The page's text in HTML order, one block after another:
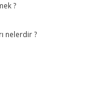
?
nelerdir ?